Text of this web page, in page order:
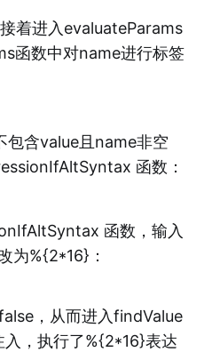
着进入evaluateParams
函数中对name进行标签
包含value且name非空
函数：
函数，输入
为%{2*16}：
，从而进入findValue
，执行了%{2*16}表达